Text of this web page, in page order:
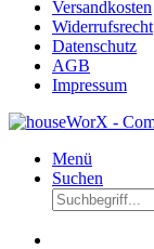
Versandkosten
Widerrufsrecht
Datenschutz
AGB
Impressum
Menü
Suchen